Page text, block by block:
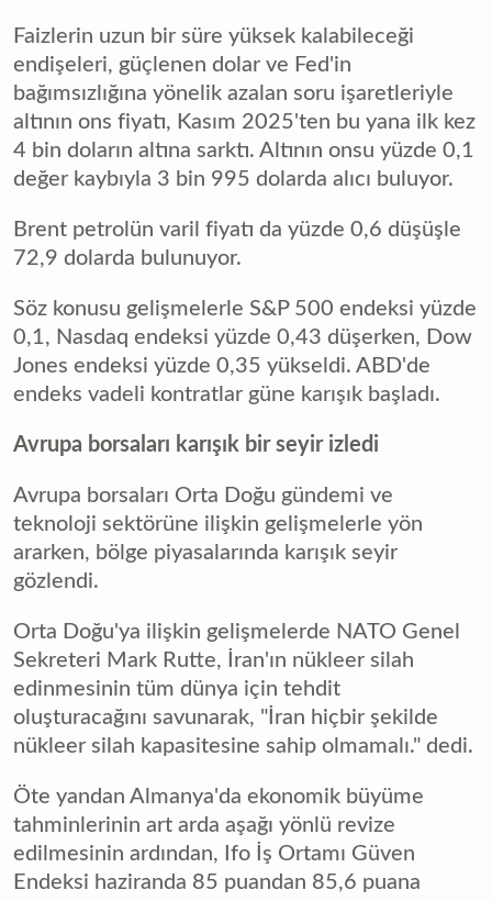
Faizlerin uzun bir süre yüksek kalabileceği
endişeleri, güçlenen dolar ve Fed'in
bağımsızlığına yönelik azalan soru işaretleriyle
altının ons fiyatı, Kasım 2025'ten bu yana ilk kez
4 bin doların altına sarktı. Altının onsu yüzde 0,1
değer kaybıyla 3 bin 995 dolarda alıcı buluyor.
Brent petrolün varil fiyatı da yüzde 0,6 düşüşle
72,9 dolarda bulunuyor.
Söz konusu gelişmelerle S&P 500 endeksi yüzde
0,1, Nasdaq endeksi yüzde 0,43 düşerken, Dow
Jones endeksi yüzde 0,35 yükseldi. ABD'de
endeks vadeli kontratlar güne karışık başladı.
Avrupa borsaları karışık bir seyir izledi
Avrupa borsaları Orta Doğu gündemi ve
teknoloji sektörüne ilişkin gelişmelerle yön
ararken, bölge piyasalarında karışık seyir
gözlendi.
Orta Doğu'ya ilişkin gelişmelerde NATO Genel
Sekreteri Mark Rutte, İran'ın nükleer silah
edinmesinin tüm dünya için tehdit
oluşturacağını savunarak, "İran hiçbir şekilde
nükleer silah kapasitesine sahip olmamalı." dedi.
Öte yandan Almanya'da ekonomik büyüme
tahminlerinin art arda aşağı yönlü revize
edilmesinin ardından, Ifo İş Ortamı Güven
Endeksi haziranda 85 puandan 85,6 puana